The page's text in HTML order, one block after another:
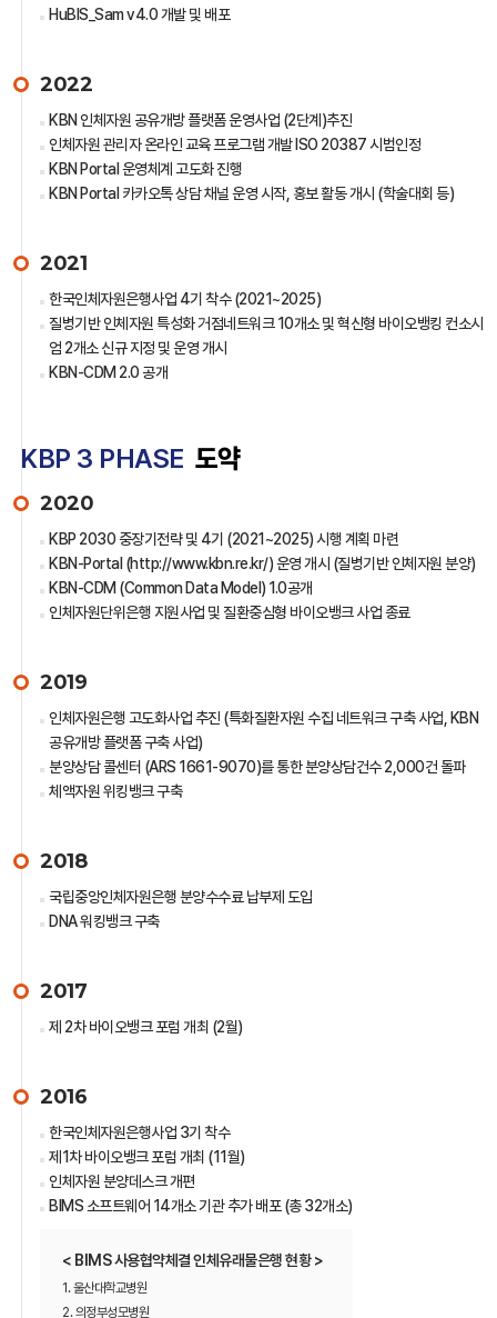
HuBIS_Sam v4.0 개발 및 배포
2022
KBN 인체자원 공유개방 플랫폼 운영사업 (2단계)추진
인체자원 관리자 온라인 교육 프로그램 개발 ISO 20387 시범인정
KBN Portal 운영체계 고도화 진행
KBN Portal 카카오톡 상담 채널 운영 시작, 홍보 활동 개시 (학술대회 등)
2021
한국인체자원은행사업 4기 착수 (2021~2025)
질병기반 인체자원 특성화 거점네트워크 10개소 및 혁신형 바이오뱅킹 컨소시
엄 2개소 신규 지정 및 운영 개시
KBN-CDM 2.0 공개
KBP 3 PHASE 도약
2020
KBP 2030 중장기전략 및 4기 (2021~2025) 시행 계획 마련
KBN-Portal (http://www.kbn.re.kr/) 운영 개시 (질병기반 인체자원 분양)
KBN-CDM (Common Data Model) 1.0공개
인체자원단위은행 지원사업 및 질환중심형 바이오뱅크 사업 종료
2019
인체자원은행 고도화사업 추진 (특화질환자원 수집 네트워크 구축 사업, KBN
공유개방 플랫폼 구축 사업)
분양상담 콜센터 (ARS 1661-9070)를 통한 분양상담건수 2,000건 돌파
체액자원 위킹뱅크 구축
2018
국립중앙인체자원은행 분양수수료 납부제 도입
DNA 워킹뱅크 구축
2017
제 2차 바이오뱅크 포럼 개최 (2월)
2016
한국인체자원은행사업 3기 착수
제1차 바이오뱅크 포럼 개최 (11월)
인체자원 분양데스크 개편
BIMS 소프트웨어 14개소 기관 추가 배포 (총 32개소)
< BIMS 사용협약체결 인체유래물은행 현황 >
1. 울산대학교병원
2. 의정부성모병원